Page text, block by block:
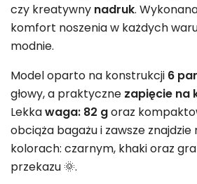
czy kreatywny nadruk.
komfort noszenia w każdych
modnie.
Model oparto na konstrukcji 6
głowy, a praktyczne zapięcie na
Lekkawaga: 82 goraz
obciąża bagażu i zawsze
kolorach: czarnym, khaki oraz
przekazu 🌞.